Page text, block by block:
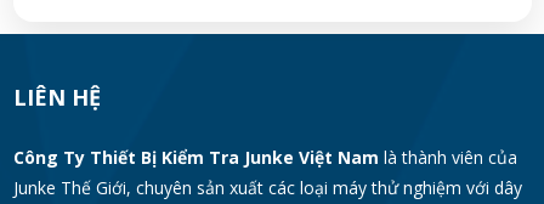
LIÊN HỆ
Công Ty Thiết Bị Kiểm Tra Junke Việt Nam là thành viên của
Junke Thế Giới, chuyên sản xuất các loại máy thử nghiệm với dây